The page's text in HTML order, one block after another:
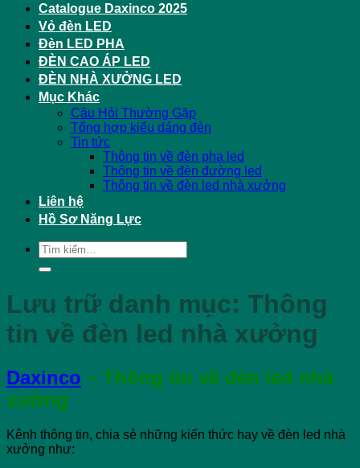
Catalogue Daxinco 2025
Vỏ đèn LED
Đèn LED PHA
ĐÈN CAO ÁP LED
ĐÈN NHÀ XƯỞNG LED
Mục Khác
Câu Hỏi Thường Gặp
Tổng hợp kiểu dáng đèn
Tin tức
Thông tin về đèn pha led
Thông tin về đèn đường led
Thông tin về đèn led nhà xưởng
Liên hệ
Hồ Sơ Năng Lực
Tìm
kiếm:
Lưu trữ danh mục: Thông
tin về đèn led nhà xưởng
Daxinco – Thông tin về đèn led nhà
xưởng
Kênh thông tin, chia sẻ những kiến thức hay về đèn led nhà
xưởng như: